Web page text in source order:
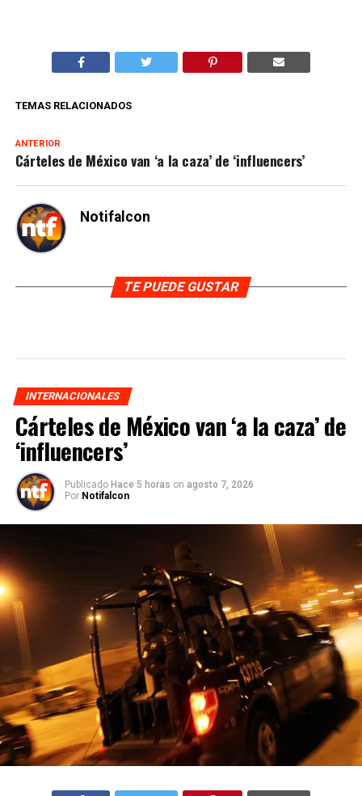
TEMAS RELACIONADOS
ANTERIOR
Cárteles de México van ‘a la caza’ de ‘influencers’
Notifalcon
TE PUEDE GUSTAR
INTERNACIONALES
Cárteles de México van ‘a la caza’ de
‘influencers’
Publicado Hace 5 horas on agosto 7, 2026
Por Notifalcon